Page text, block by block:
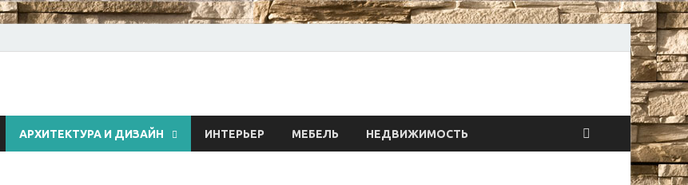
и ремонтах
АРХИТЕКТУРА И ДИЗАЙН ИНТЕРЬЕР МЕБЕЛЬ НЕДВИЖИМОСТЬ